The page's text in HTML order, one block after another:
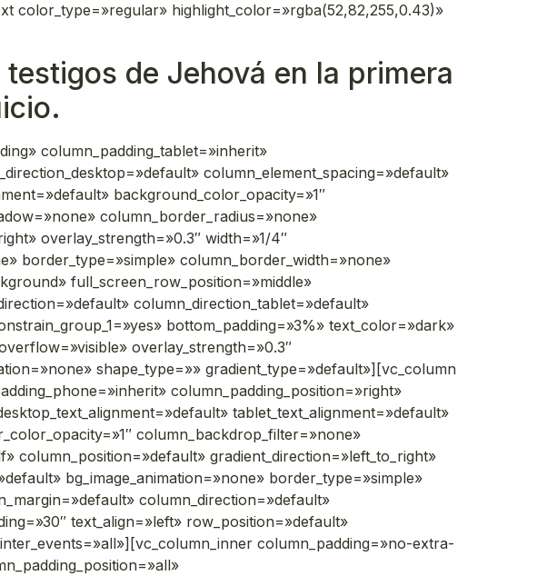
color_type=»regular» highlight_color=»rgba(52,82,255,0.43)»
de Jehová en la primera
column_padding_tablet=»inherit»
column_element_spacing=»default»
background_color_opacity=»1″
column_border_radius=»none»
overlay_strength=»0.3″ width=»1/4″
border_type=»simple» column_border_width=»none»
full_screen_row_position=»middle»
column_direction_tablet=»default»
bottom_padding=»3%» text_color=»dark»
overlay_strength=»0.3″
shape_type=»» gradient_type=»default»][vc_column
column_padding_position=»right»
tablet_text_alignment=»default»
column_backdrop_filter=»none»
column_position=»default» gradient_direction=»left_to_right»
bg_image_animation=»none» border_type=»simple»
column_direction=»default»
text_align=»left» row_position=»default»
column_padding=»no-extra-